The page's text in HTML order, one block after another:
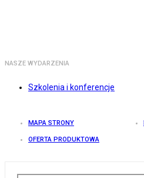
NASZE WYDARZENIA
Szkolenia i konferencje
MAPA STRONY
OFERTA PRODUKTOWA